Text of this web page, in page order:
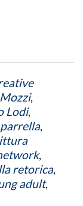
,
Lodi,
parrella,
,
retorica,
adult,